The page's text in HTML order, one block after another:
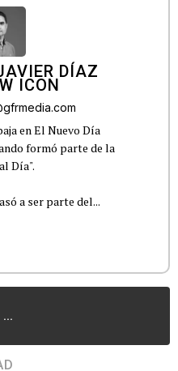
DÍAZ
en El Nuevo Día
formó parte de la
Día".
a ser parte del...
...